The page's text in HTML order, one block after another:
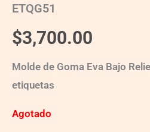
ETQG51
$3,700.00
Molde de Goma Eva Bajo
etiquetas
Agotado